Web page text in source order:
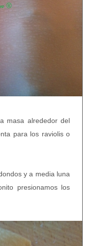
masa alrededor del
para los raviolis o
y a media luna
presionamos los